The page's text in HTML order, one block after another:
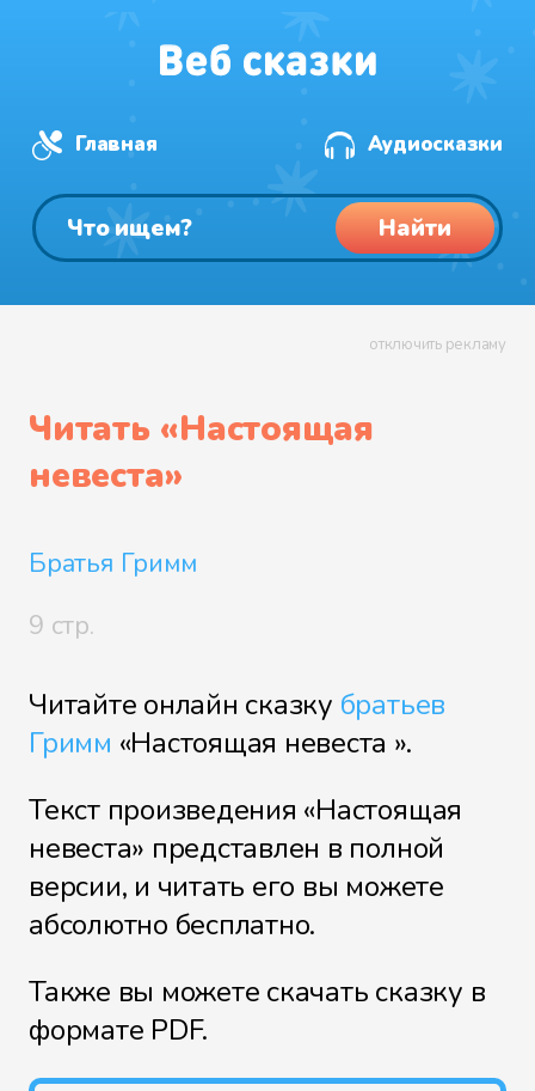
Главная Аудиосказки
Найти
отключить рекламу
Читать «Настоящая
невеста»
Братья Гримм
9 стр.
Читайте онлайн сказку братьев
Гримм «Настоящая невеста ».
Текст произведения «Настоящая
невеста» представлен в полной
версии, и читать его вы можете
абсолютно бесплатно.
Также вы можете скачать сказку в
формате PDF.